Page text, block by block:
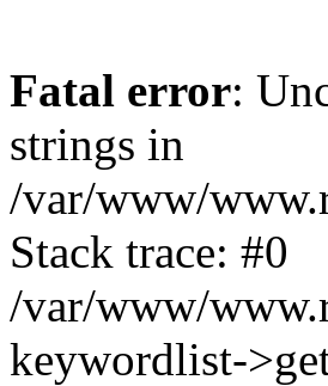
Fatal error:
strings in
/var/www/
Stack trace: #0
/var/www/
keywordlist-